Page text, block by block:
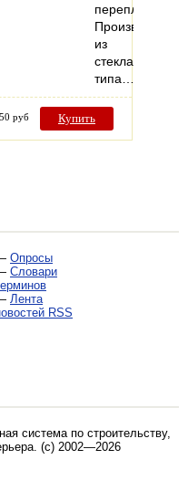
переплетения.
Производится
из
стекла
типа…
руб Купить
Опросы
Словари
Лента
RSS
система по строительству,
. (c) 2002—2026